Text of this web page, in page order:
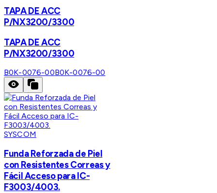
TAPA DE ACC
P/NX3200/3300
TAPA DE ACC
P/NX3200/3300
B0K-0076-00B0K-0076-00
SYSCOM
Funda Reforzada de Piel
con Resistentes Correas y
Fácil Acceso para IC-
F3003/4003.